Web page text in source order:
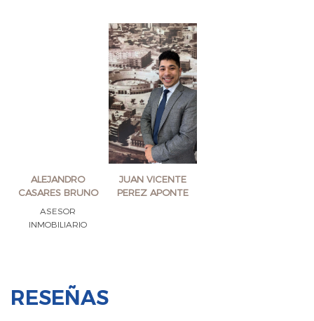
ALEJANDRO
CASARES BRUNO
ASESOR
INMOBILIARIO
JUAN VICENTE
PEREZ APONTE
RESEÑAS